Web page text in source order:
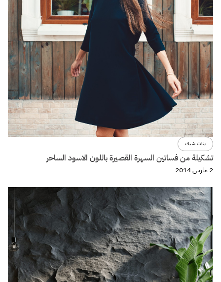
بنات شيك
تشكيلة من فساتين السهرة القصيرة باللون الاسود الساحر
2 مارس 2014